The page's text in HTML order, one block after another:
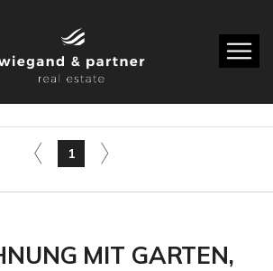
1
MIT GARTEN,